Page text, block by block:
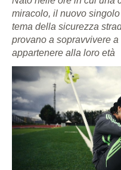
miracolo, il nuovo
tema della sicurezza
provano a sopravvivere
appartenere alla loro età